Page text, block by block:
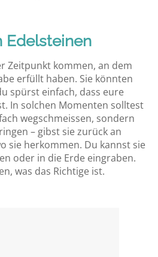
Edelsteinen
Zeitpunkt kommen, an dem
erfüllt haben. Sie könnten
spürst einfach, dass eure
In solchen Momenten solltest
wegschmeissen, sondern
– gibst sie zurück an
sie herkommen. Du kannst sie
oder in die Erde eingraben.
was das Richtige ist.